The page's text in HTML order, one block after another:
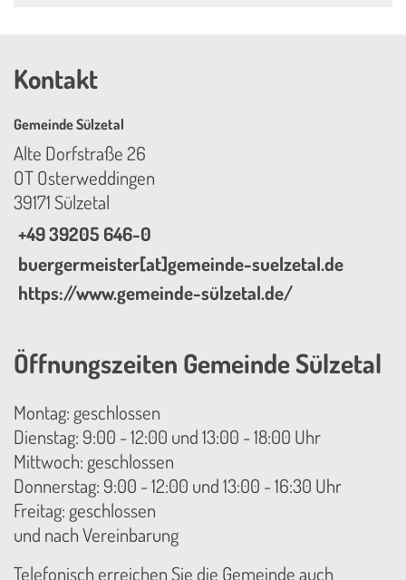
Kontakt
Gemeinde Sülzetal
Alte Dorfstraße 26
OT Osterweddingen
39171 Sülzetal
+49 39205 646-0
buergermeister[at]gemeinde-suelzetal.de
https://www.gemeinde-sülzetal.de/
Öffnungszeiten Gemeinde Sülzetal
Montag: geschlossen
Dienstag: 9:00 - 12:00 und 13:00 - 18:00 Uhr
Mittwoch: geschlossen
Donnerstag: 9:00 - 12:00 und 13:00 - 16:30 Uhr
Freitag: geschlossen
und nach Vereinbarung
Telefonisch erreichen Sie die Gemeinde auch